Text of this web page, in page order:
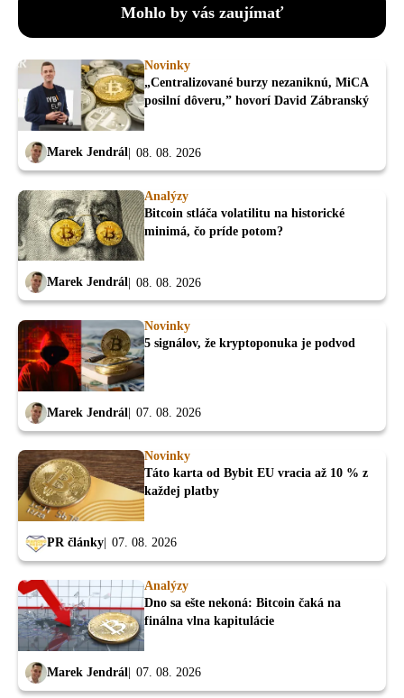
Mohlo by vás zaujímať
Novinky
„Centralizované burzy nezaniknú, MiCA
posilní dôveru,” hovorí David Zábranský
Marek Jendrál 08. 08. 2026
Analýzy
Bitcoin stláča volatilitu na historické
minimá, čo príde potom?
Marek Jendrál 08. 08. 2026
Novinky
5 signálov, že kryptoponuka je podvod
Marek Jendrál 07. 08. 2026
Novinky
Táto karta od Bybit EU vracia až 10 % z
každej platby
PR články 07. 08. 2026
Analýzy
Dno sa ešte nekoná: Bitcoin čaká na
finálna vlna kapitulácie
Marek Jendrál 07. 08. 2026